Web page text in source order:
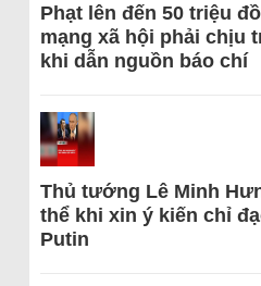
Phạt lên đến 50 triệu
mạng xã hội phải chịu
khi dẫn nguồn báo chí
Thủ tướng Lê Minh
thể khi xin ý kiến chỉ
Putin